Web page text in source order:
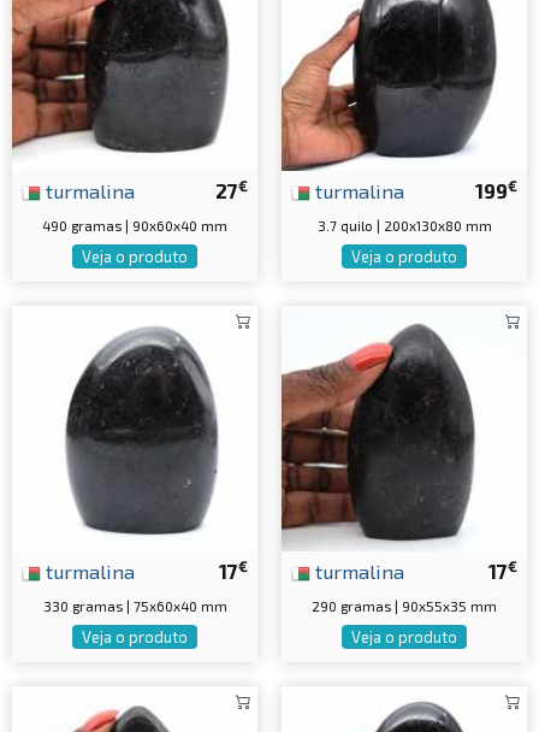
27€
turmalina
490 gramas | 90x60x40 mm
Veja o produto
199€
turmalina
3.7 quilo | 200x130x80 mm
Veja o produto
17€
turmalina
330 gramas | 75x60x40 mm
Veja o produto
17€
turmalina
290 gramas | 90x55x35 mm
Veja o produto